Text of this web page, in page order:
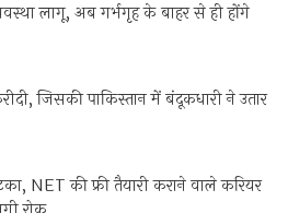
लागू, अब गर्भगृह के बाहर से ही होंगे
जिसकी पाकिस्तान में बंदूकधारी ने उतार
NET की फ्री तैयारी कराने वाले करियर